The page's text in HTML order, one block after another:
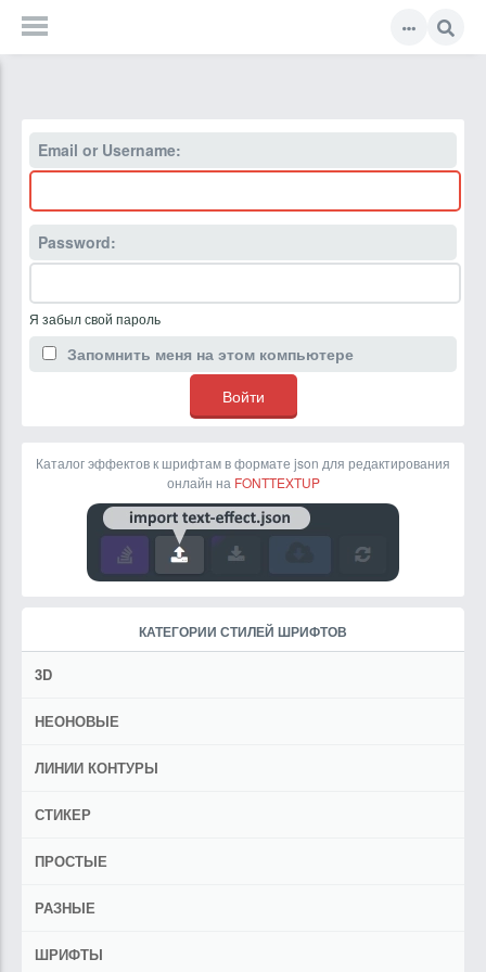
Email or Username:
Password:
Я забыл свой пароль
Запомнить меня на этом компьютере
Каталог эффектов к шрифтам в формате json для редактирования
онлайн на FONTTEXTUP
КАТЕГОРИИ СТИЛЕЙ ШРИФТОВ
3D
НЕОНОВЫЕ
ЛИНИИ КОНТУРЫ
СТИКЕР
ПРОСТЫЕ
РАЗНЫЕ
ШРИФТЫ